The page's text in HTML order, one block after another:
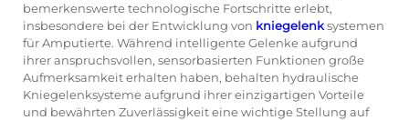
bemerkenswerte technologische Fortschritte erlebt,
insbesondere bei der Entwicklung von kniegelenksystemen
für Amputierte. Während intelligente Gelenke aufgrund
ihrer anspruchsvollen, sensorbasierten Funktionen große
Aufmerksamkeit erhalten haben, behalten hydraulische
Kniegelenksysteme aufgrund ihrer einzigartigen Vorteile
und bewährten Zuverlässigkeit eine wichtige Stellung auf